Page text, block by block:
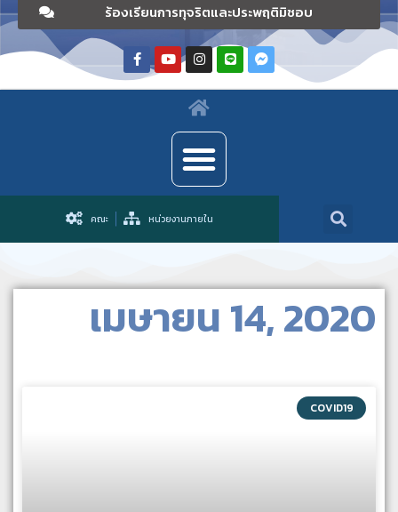
ร้องเรียนการทุจริตและประพฤติมิชอบ
คณะ หน่วยงานภายใน
เมษายน 14, 2020
COVID19